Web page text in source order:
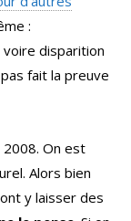
:
disparition
fait la preuve
2008. On est
Alors bien
y laisser des